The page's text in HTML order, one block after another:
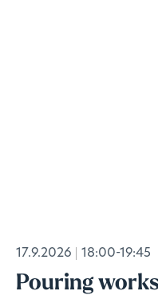
17.9.2026 18:00-19:45
Pouring